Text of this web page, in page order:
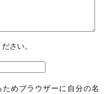
さい。
めブラウザーに自分の名